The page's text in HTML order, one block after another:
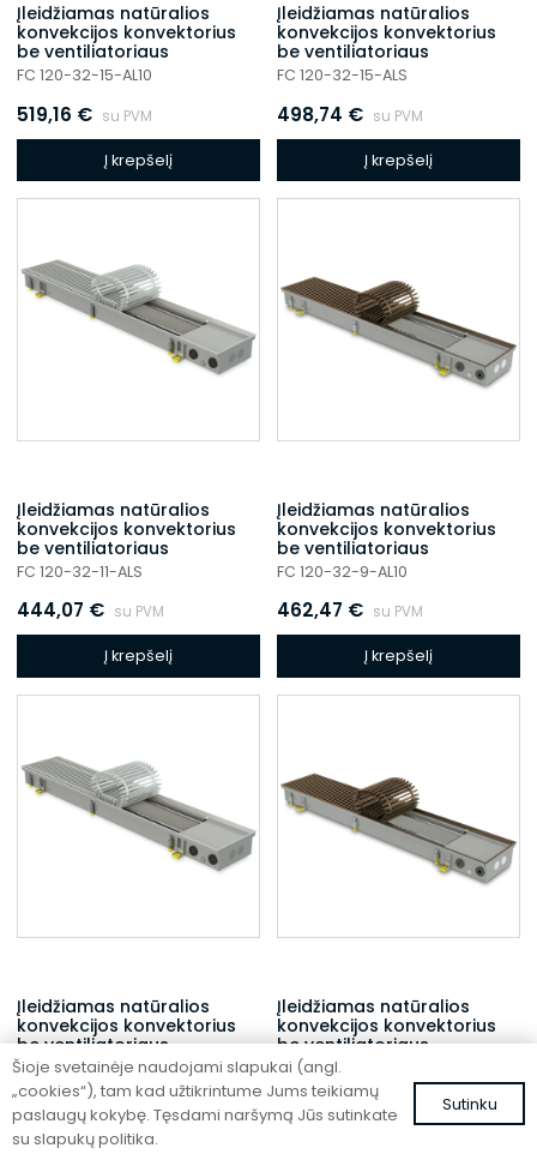
Įleidžiamas natūralios
konvekcijos konvektorius
be ventiliatoriaus
FC 120-32-15-AL10
519,16 € su PVM
Į krepšelį
Įleidžiamas natūralios
konvekcijos konvektorius
be ventiliatoriaus
FC 120-32-15-ALS
498,74 € su PVM
Į krepšelį
Įleidžiamas natūralios
konvekcijos konvektorius
be ventiliatoriaus
FC 120-32-11-ALS
444,07 € su PVM
Į krepšelį
Įleidžiamas natūralios
konvekcijos konvektorius
be ventiliatoriaus
FC 120-32-9-AL10
462,47 € su PVM
Į krepšelį
Įleidžiamas natūralios
konvekcijos konvektorius
be ventiliatoriaus
FC 120-32-9-ALS
442,05€ su PVM
Įleidžiamas natūralios
konvekcijos konvektorius
be ventiliatoriaus
FC 120-22-15-AL10
434,23€ su PVM
Šioje svetainėje naudojami slapukai (angl.
„cookies“), tam kad užtikrintume Jums teikiamų
paslaugų kokybę. Tęsdami naršymą Jūs sutinkate
su slapukų politika.
Sutinku